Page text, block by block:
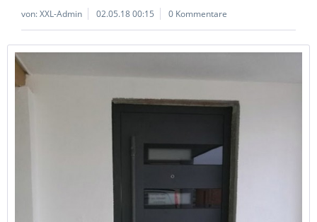
von:XXL-Admin 02.05.18 00:15 0 Kommentare